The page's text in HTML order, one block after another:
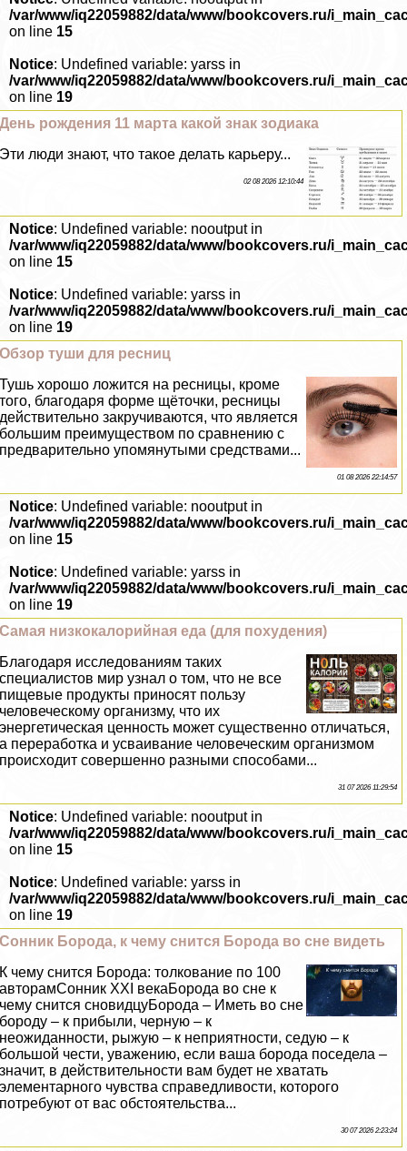
/var/www/iq22059882/data/www/bookcovers.ru/
on line 15
Notice: Undefined variable: yarss in
/var/www/iq22059882/data/www/bookcovers.ru/
on line 19
День рождения 11 марта какой знак зодиака
Эти люди знают, что такое делать карьеру...
02 08 2026 12:10:44
Notice: Undefined variable: nooutput in
/var/www/iq22059882/data/www/bookcovers.ru/
on line 15
Notice: Undefined variable: yarss in
/var/www/iq22059882/data/www/bookcovers.ru/
on line 19
Обзор туши для ресниц
Тушь хорошо ложится на ресницы, кроме
того, благодаря форме щёточки, ресницы
действительно закручиваются, что является
большим преимуществом по сравнению с
предварительно упомянутыми средствами...
01 08 2026 22:14:57
Notice: Undefined variable: nooutput in
/var/www/iq22059882/data/www/bookcovers.ru/
on line 15
Notice: Undefined variable: yarss in
/var/www/iq22059882/data/www/bookcovers.ru/
on line 19
Самая низкокалорийная еда (для похудения)
Благодаря исследованиям таких
специалистов мир узнал о том, что не все
пищевые продукты приносят пользу
человеческому организму, что их
энергетическая ценность может существенно отличаться,
а переработка и усваивание человеческим организмом
происходит совершенно разными способами...
31 07 2026 11:29:54
Notice: Undefined variable: nooutput in
/var/www/iq22059882/data/www/bookcovers.ru/
on line 15
Notice: Undefined variable: yarss in
/var/www/iq22059882/data/www/bookcovers.ru/
on line 19
Сонник Борода, к чему снится Борода во сне видеть
К чему снится Борода: толкование по 100
авторамСонник XXI векаБорода во сне к
чему снится сновидцуБорода – Иметь во сне
бороду – к прибыли, черную – к
неожиданности, рыжую – к неприятности, седую – к
большой чести, уважению, если ваша борода поседела –
значит, в действительности вам будет не хватать
элементарного чувства справедливости, которого
потребуют от вас обстоятельства...
30 07 2026 2:23:24